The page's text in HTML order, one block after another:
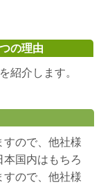
の理由
紹介します。
すので、他社様
国内はもちろ
すので、他社様